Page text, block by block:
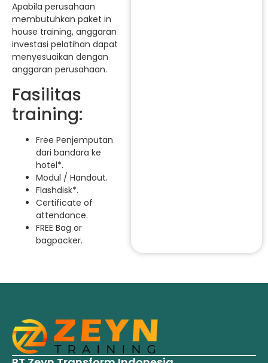
Apabila perusahaan
membutuhkan paket in
house training, anggaran
investasi pelatihan dapat
menyesuaikan dengan
anggaran perusahaan.
Fasilitas
training:
Free Penjemputan
dari bandara ke
hotel*.
Modul / Handout.
Flashdisk*.
Certificate of
attendance.
FREE Bag or
bagpacker.